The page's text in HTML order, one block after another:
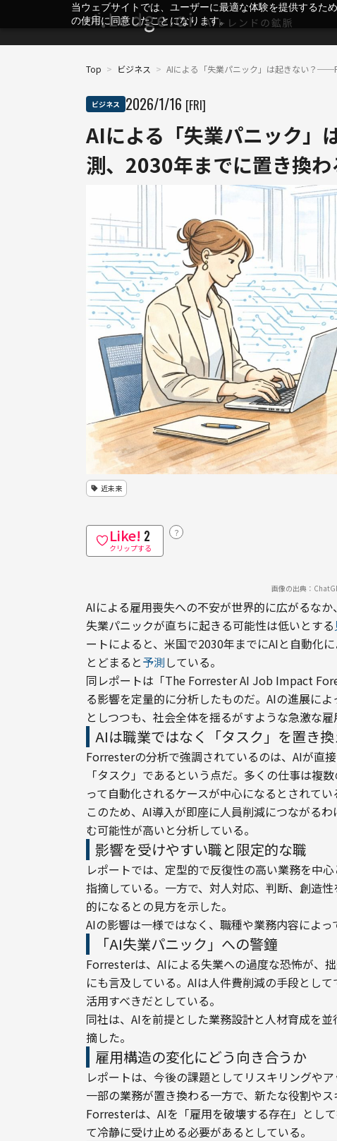
当ウェブサイトでは、ユーザーに最適な体験を提供するた
の使用に同意したことになります。
Top > ビジネス > AIによる「失業パニック」は起きない？
ビジネス 2026/1/16 [FRI]
AIによる「失業パニック
測、2030年までに置き換
近未来
Like! 2
クリップする
？
画像の出典：
AIによる雇用喪失への不安が世界的に広がるな
失業パニックが直ちに起きる可能性は低いとする
ートによると、米国で2030年までにAIと自動化
とどまると予測している。
同レポートは「The Forrester AI Job Impact
る影響を定量的に分析したものだ。AIの進展に
としつつも、社会全体を揺るがすような急激な
AIは職業ではなく「タスク」を置き換
Forresterの分析で強調されているのは、AIが直
「タスク」であるという点だ。多くの仕事は複
って自動化されるケースが中心になるとされてい
このため、AI導入が即座に人員削減につながる
む可能性が高いと分析している。
影響を受けやすい職と限定的な職
レポートでは、定型的で反復性の高い業務を中
指摘している。一方で、対人対応、判断、創造
的になるとの見方を示した。
AIの影響は一様ではなく、職種や業務内容によっ
「AI失業パニック」への警鐘
Forresterは、AIによる失業への過度な恐怖が、
にも言及している。AIは人件費削減の手段とし
活用すべきだとしている。
同社は、AIを前提とした業務設計と人材育成を
摘した。
雇用構造の変化にどう向き合うか
レポートは、今後の課題としてリスキリングや
一部の業務が置き換わる一方で、新たな役割や
Forresterは、AIを「雇用を破壊する存在」とし
て冷静に受け止める必要があるとしている。